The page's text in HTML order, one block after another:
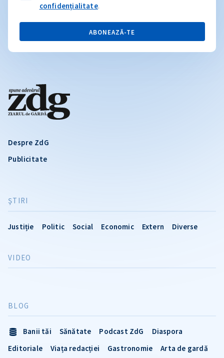
Despre ZdG
Publicitate
ŞTIRI
Justiție Politic Social Economic Extern Diverse
VIDEO
BLOG
Banii tăi Sănătate Podcast ZdG
Diaspora
Editoriale
Viața redacției Gastronomie
Arta de gardă
confidențialitate.
ABONEAZĂ-TE